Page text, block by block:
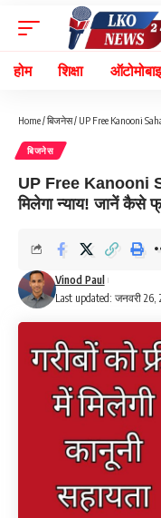
होम शिक्षा
Home/बिजनेस/ UP Free Kanooni
बिजनेस
UP Free Kanooni
मिलेगा न्याय! जानें कैसे
Last updated: जनवरी 26,
Vinod Paul